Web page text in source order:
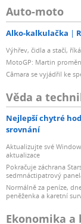
Otočný selektor
Otočný knoflík
vstupního
je poté velmi
názorně ukazují
mezi nimi
Funkce
Zesilovač
rozpozná, že
(cca
Auto-moto
Alko-kalkulačka
Výhřev, čidla a stačí,
MotoGP: Martin
Câmara se vyjádřil ke
Věda a
Nejlepší chytré
srovnání
Aktualizujte své
aktualizace
Pokračuje záchrana
sedmnáctipatrový
Normálně za peníze,
peněženka a karetní
Ekonomika a